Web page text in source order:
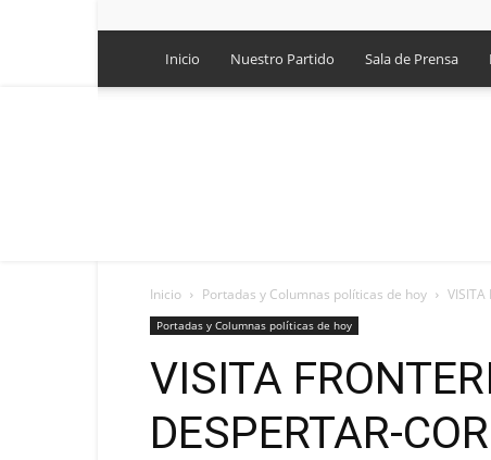
Inicio Nuestro Partido Sala de Prensa
Inicio Portadas y Columnas políticas de hoy VISITA
Portadas y Columnas políticas de hoy
VISITA
DESPERTAR-